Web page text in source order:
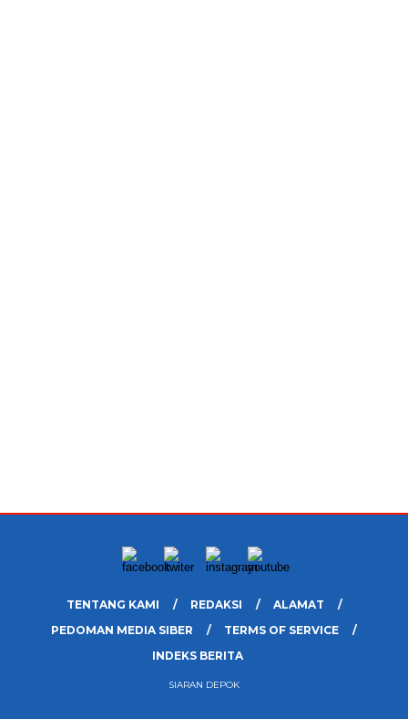
TENTANG KAMI REDAKSI
ALAMAT
PEDOMAN MEDIA SIBER
TERMS OF SERVICE
INDEKS BERITA
SIARAN DEPOK